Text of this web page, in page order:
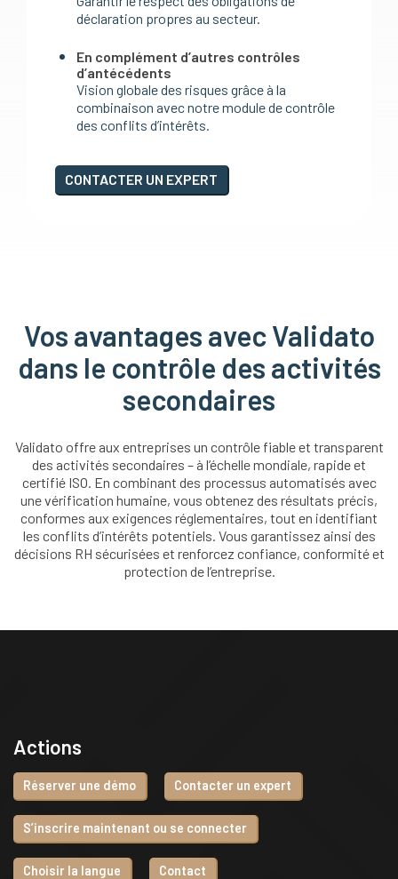
déclaration propres au secteur.
En complément d’autres contrôles
d’antécédents
Vision globale des risques grâce à la
combinaison avec notre module de contrôle
des conflits d’intérêts.
CONTACTER UN EXPERT
Vos avantages avec Validato
dans le contrôle des activités
secondaires
Validato offre aux entreprises un contrôle fiable et transparent
des activités secondaires – à l’échelle mondiale, rapide et
certifié ISO. En combinant des processus automatisés avec
une vérification humaine, vous obtenez des résultats précis,
conformes aux exigences réglementaires, tout en identifiant
les conflits d’intérêts potentiels. Vous garantissez ainsi des
décisions RH sécurisées et renforcez confiance, conformité et
protection de l’entreprise.
Actions
Réserver une démo Contacter un expert
S’inscrire maintenant ou se connecter
Choisir la langue Contact